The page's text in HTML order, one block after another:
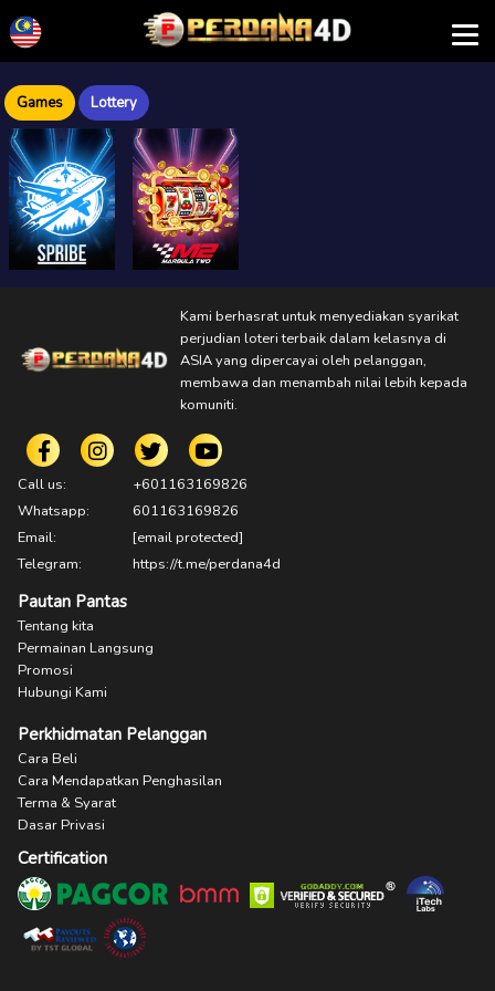
Games Lottery
Kami berhasrat untuk menyediakan syarikat
perjudian loteri terbaik dalam kelasnya di
ASIA yang dipercayai oleh pelanggan,
membawa dan menambah nilai lebih kepada
komuniti.
Call us:
+601163169826
Whatsapp:
601163169826
Email:
[email protected]
Telegram:
https://t.me/perdana4d
Pautan Pantas
Tentang kita
Permainan Langsung
Promosi
Hubungi Kami
Perkhidmatan Pelanggan
Cara Beli
Cara Mendapatkan Penghasilan
Terma & Syarat
Dasar Privasi
Certification